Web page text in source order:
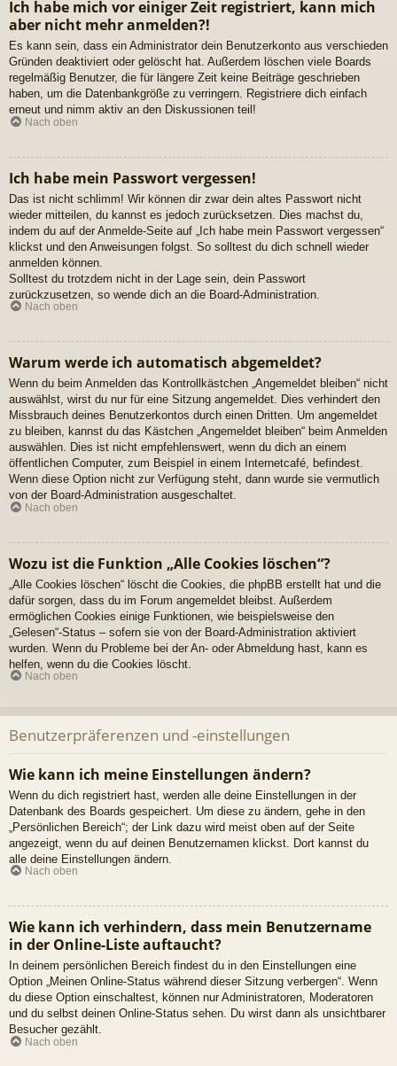
Ich habe mich vor einiger Zeit registriert, kann mich
aber nicht mehr anmelden?!
Es kann sein, dass ein Administrator dein Benutzerkonto aus verschieden
Gründen deaktiviert oder gelöscht hat. Außerdem löschen viele Boards
regelmäßig Benutzer, die für längere Zeit keine Beiträge geschrieben
haben, um die Datenbankgröße zu verringern. Registriere dich einfach
erneut und nimm aktiv an den Diskussionen teil!
Nach oben
Ich habe mein Passwort vergessen!
Das ist nicht schlimm! Wir können dir zwar dein altes Passwort nicht
wieder mitteilen, du kannst es jedoch zurücksetzen. Dies machst du,
indem du auf der Anmelde-Seite auf „Ich habe mein Passwort vergessen“
klickst und den Anweisungen folgst. So solltest du dich schnell wieder
anmelden können.
Solltest du trotzdem nicht in der Lage sein, dein Passwort
zurückzusetzen, so wende dich an die Board-Administration.
Nach oben
Warum werde ich automatisch abgemeldet?
Wenn du beim Anmelden das Kontrollkästchen „Angemeldet bleiben“ nicht
auswählst, wirst du nur für eine Sitzung angemeldet. Dies verhindert den
Missbrauch deines Benutzerkontos durch einen Dritten. Um angemeldet
zu bleiben, kannst du das Kästchen „Angemeldet bleiben“ beim Anmelden
auswählen. Dies ist nicht empfehlenswert, wenn du dich an einem
öffentlichen Computer, zum Beispiel in einem Internetcafé, befindest.
Wenn diese Option nicht zur Verfügung steht, dann wurde sie vermutlich
von der Board-Administration ausgeschaltet.
Nach oben
Wozu ist die Funktion „Alle Cookies löschen“?
„Alle Cookies löschen“ löscht die Cookies, die phpBB erstellt hat und die
dafür sorgen, dass du im Forum angemeldet bleibst. Außerdem
ermöglichen Cookies einige Funktionen, wie beispielsweise den
„Gelesen“-Status – sofern sie von der Board-Administration aktiviert
wurden. Wenn du Probleme bei der An- oder Abmeldung hast, kann es
helfen, wenn du die Cookies löscht.
Nach oben
Benutzerpräferenzen und -einstellungen
Wie kann ich meine Einstellungen ändern?
Wenn du dich registriert hast, werden alle deine Einstellungen in der
Datenbank des Boards gespeichert. Um diese zu ändern, gehe in den
„Persönlichen Bereich“; der Link dazu wird meist oben auf der Seite
angezeigt, wenn du auf deinen Benutzernamen klickst. Dort kannst du
alle deine Einstellungen ändern.
Nach oben
Wie kann ich verhindern, dass mein Benutzername
in der Online-Liste auftaucht?
In deinem persönlichen Bereich findest du in den Einstellungen eine
Option „Meinen Online-Status während dieser Sitzung verbergen“. Wenn
du diese Option einschaltest, können nur Administratoren, Moderatoren
und du selbst deinen Online-Status sehen. Du wirst dann als unsichtbarer
Besucher gezählt.
Nach oben